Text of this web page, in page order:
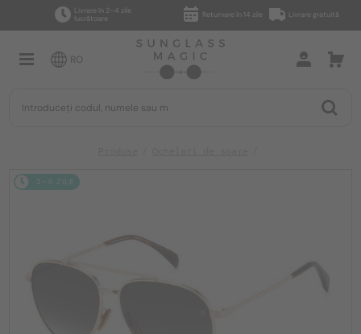
Livrare în 2–4 zile
lucrătoare
Returnare în 14 zile Livrare gratuită
RO
2-4 ZILE